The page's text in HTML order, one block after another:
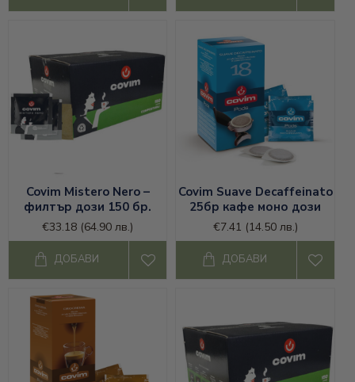
Covim Mistero Nero –
филтър дози 150 бр.
€33.18 (64.90 лв.)
ДОБАВИ
Covim Suave Decaffeinato
25бр кафе моно дози
€7.41 (14.50 лв.)
ДОБАВИ